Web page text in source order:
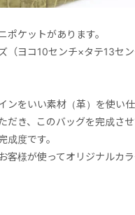
ポケットがあります。
（ヨコ10センチ×タテ13セ
ンをいい素材（革）を使い仕
だき、このバッグを完成させ
成度です。
客様が使ってオリジナルカ